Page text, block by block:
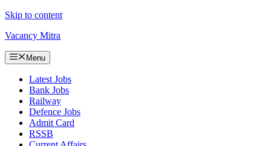
Skip to content
Vacancy Mitra
Menu
Latest Jobs
Bank Jobs
Railway
Defence Jobs
Admit Card
RSSB